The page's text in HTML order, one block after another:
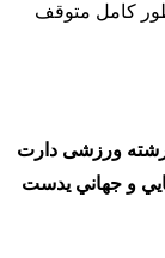
کامل متوقف
ورزشی دارت
و جهاني یدست